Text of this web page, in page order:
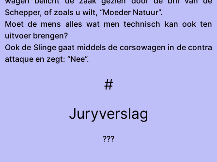
Schepper, of zoals u wilt, “Moeder Natuur”.
Moet de mens alles wat men technisch kan ook ten
uitvoer brengen?
Ook de Slinge gaat middels de corsowagen in de contra
attaque en zegt: “Nee”.
#
Juryverslag
???